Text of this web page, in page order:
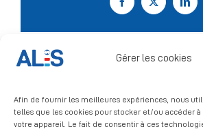
Gérer les cookies
Afin de fournir les meilleures expériences, nous
telles que les cookies pour stocker et/ou accéder
votre appareil. Le fait de consentir à ces
Signalement
Facebook
X